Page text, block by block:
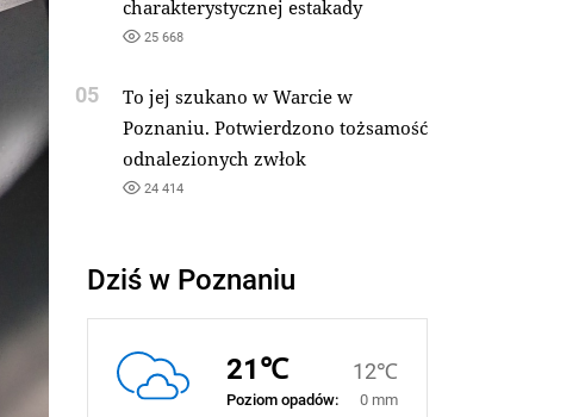
charakterystycznej estakady
25 668
05
To jej szukano w Warcie w
Poznaniu. Potwierdzono tożsamość
odnalezionych zwłok
24 414
Dziś w Poznaniu
21℃ 12℃
Poziom opadów:
0 mm